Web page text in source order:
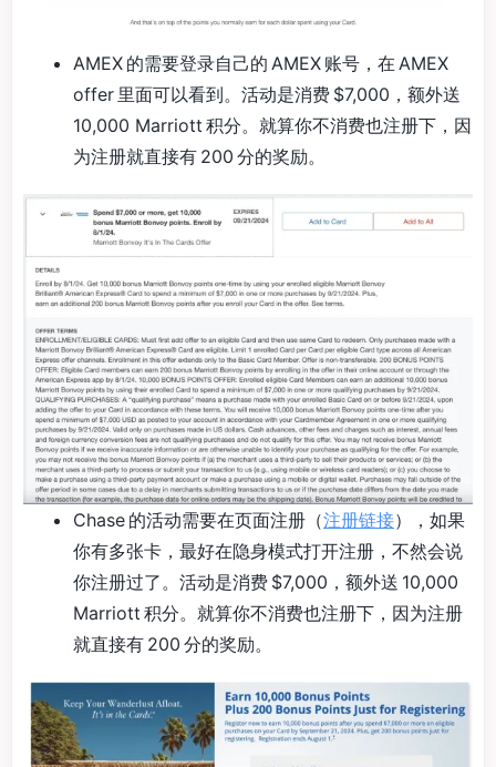
AMEX 的需要登录自己的 AMEX 账号，在 AMEX
offer 里面可以看到。活动是消费 $7,000，额外送
10,000 Marriott 积分。就算你不消费也注册下，因
为注册就直接有 200 分的奖励。
Chase 的活动需要在页面注册（注册链接），如果
你有多张卡，最好在隐身模式打开注册，不然会说
你注册过了。活动是消费 $7,000，额外送 10,000
Marriott 积分。就算你不消费也注册下，因为注册
就直接有 200 分的奖励。